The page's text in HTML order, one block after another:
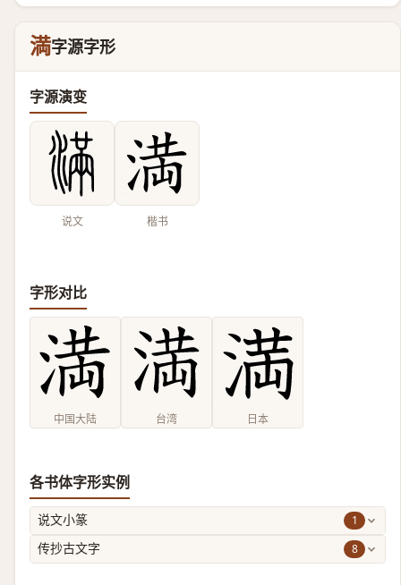
満字源字形
字源演变
说文 楷书
字形对比
中国大陆 台湾 日本
各书体字形实例
说文小篆 1
传抄古文字 8